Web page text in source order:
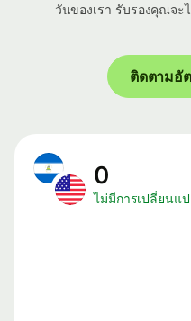
วันของเรา รับรองคุณจ
ติดตามอั
0
ไม่มีการเปลี่ยนแ